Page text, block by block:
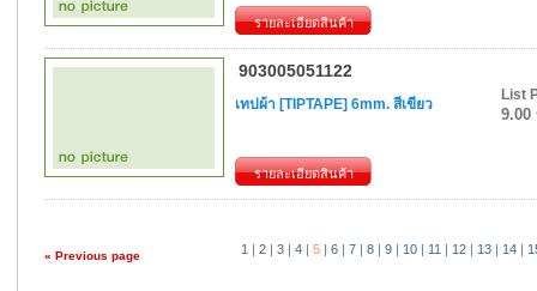
รายละเอียดสินค้า
903005051122
เทปผ้า [TIPTAPE] 6mm. สีเขียว
รายละเอียดสินค้า
List
9.00
« Previous page 1 | 2| 3| 4| 5| 6| 7| 8| 9| 10| 11 | 12| 13| 14|